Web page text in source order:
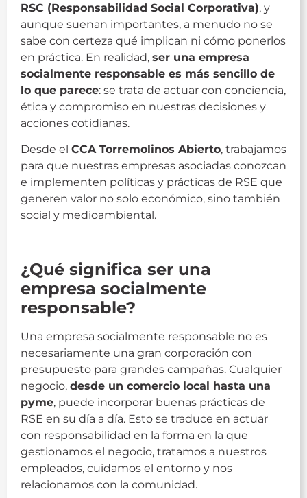
RSC (Responsabilidad Social Corporativa), y
aunque suenan importantes, a menudo no se
sabe con certeza qué implican ni cómo ponerlos
en práctica. En realidad, ser una empresa
socialmente responsable es más sencillo de
lo que parece: se trata de actuar con conciencia,
ética y compromiso en nuestras decisiones y
acciones cotidianas.
Desde el CCA Torremolinos Abierto, trabajamos
para que nuestras empresas asociadas conozcan
e implementen políticas y prácticas de RSE que
generen valor no solo económico, sino también
social y medioambiental.
¿Qué significa ser una
empresa socialmente
responsable?
Una empresa socialmente responsable no es
necesariamente una gran corporación con
presupuesto para grandes campañas. Cualquier
negocio, desde un comercio local hasta una
pyme, puede incorporar buenas prácticas de
RSE en su día a día. Esto se traduce en actuar
con responsabilidad en la forma en la que
gestionamos el negocio, tratamos a nuestros
empleados, cuidamos el entorno y nos
relacionamos con la comunidad.